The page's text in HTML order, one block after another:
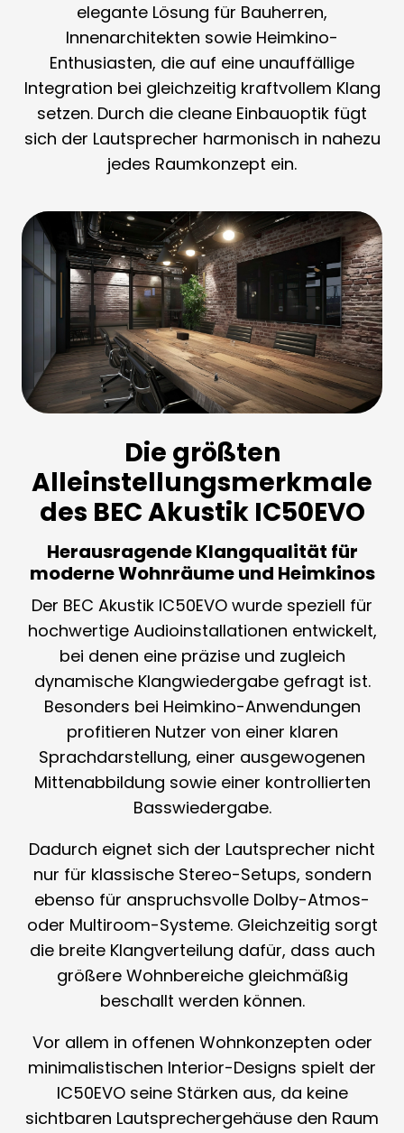
elegante Lösung für Bauherren,
Innenarchitekten sowie Heimkino-
Enthusiasten, die auf eine unauffällige
Integration bei gleichzeitig kraftvollem Klang
setzen. Durch die cleane Einbauoptik fügt
sich der Lautsprecher harmonisch in nahezu
jedes Raumkonzept ein.
Die größten
Alleinstellungsmerkmale
des BEC Akustik IC50EVO
Herausragende Klangqualität für
moderne Wohnräume und Heimkinos
Der BEC Akustik IC50EVO wurde speziell für
hochwertige Audioinstallationen entwickelt,
bei denen eine präzise und zugleich
dynamische Klangwiedergabe gefragt ist.
Besonders bei Heimkino-Anwendungen
profitieren Nutzer von einer klaren
Sprachdarstellung, einer ausgewogenen
Mittenabbildung sowie einer kontrollierten
Basswiedergabe.
Dadurch eignet sich der Lautsprecher nicht
nur für klassische Stereo-Setups, sondern
ebenso für anspruchsvolle Dolby-Atmos-
oder Multiroom-Systeme. Gleichzeitig sorgt
die breite Klangverteilung dafür, dass auch
größere Wohnbereiche gleichmäßig
beschallt werden können.
Vor allem in offenen Wohnkonzepten oder
minimalistischen Interior-Designs spielt der
IC50EVO seine Stärken aus, da keine
sichtbaren Lautsprechergehäuse den Raum